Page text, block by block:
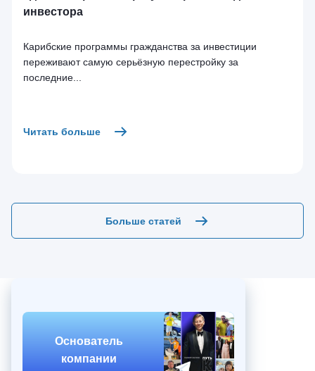
инвестора
Карибские программы гражданства за инвестиции
переживают самую серьёзную перестройку за
последние...
Читать больше
Больше статей
Основатель
компании